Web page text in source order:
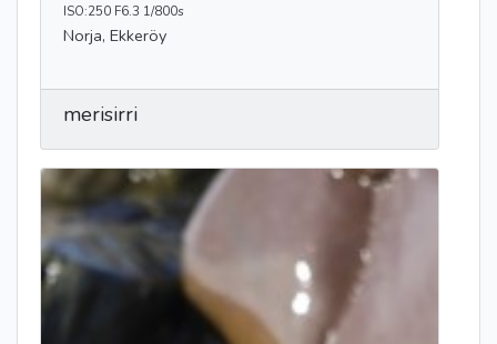
ISO:250 F6.3 1/800s
Norja, Ekkeröy
merisirri